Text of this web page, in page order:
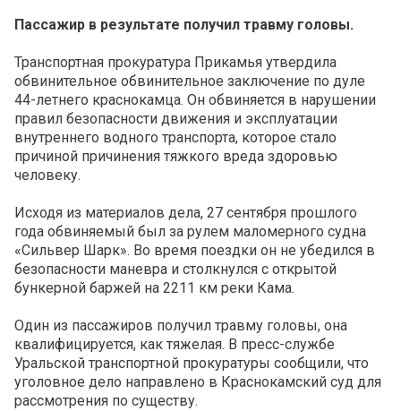
Пассажир в результате получил травму головы.
Транспортная прокуратура Прикамья утвердила
обвинительное обвинительное заключение по дуле
44-летнего краснокамца. Он обвиняется в нарушении
правил безопасности движения и эксплуатации
внутреннего водного транспорта, которое стало
причиной причинения тяжкого вреда здоровью
человеку.
Исходя из материалов дела, 27 сентября прошлого
года обвиняемый был за рулем маломерного судна
«Сильвер Шарк». Во время поездки он не убедился в
безопасности маневра и столкнулся с открытой
бункерной баржей на 2211 км реки Кама.
Один из пассажиров получил травму головы, она
квалифицируется, как тяжелая. В пресс-службе
Уральской транспортной прокуратуры сообщили, что
уголовное дело направлено в Краснокамский суд для
рассмотрения по существу.